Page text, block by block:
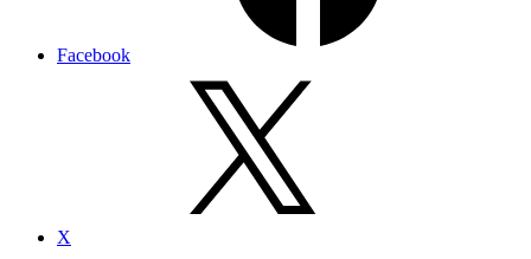
Facebook
X